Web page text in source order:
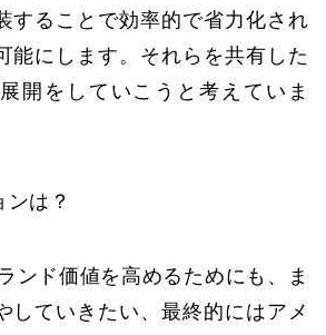
することで効率的で省力化され
能にします。それらを共有した
開をしていこうと考えていま
ンは？
ンド価値を高めるためにも、ま
していきたい、最終的にはアメ